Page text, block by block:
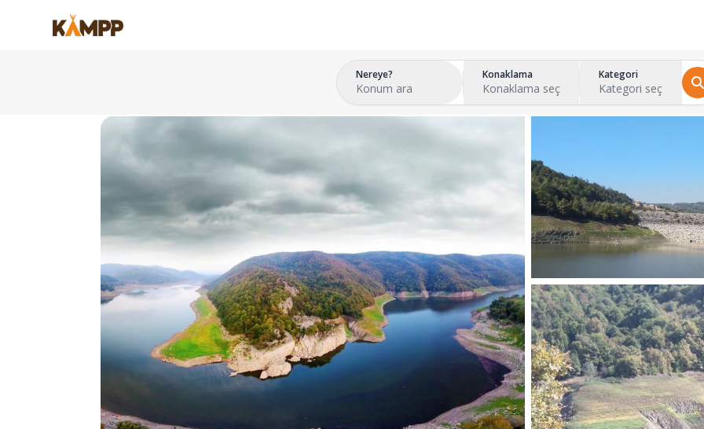
Nereye?
Konum ara
Konaklama
Konaklama seç
Kategori
Kategori seç